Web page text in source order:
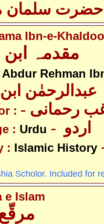
حضرت سلمان
Ibn-e-
Abdur Rehman
عبدالرحمٰن
: رحمانی
: Urdu
: Islamic History
Scholor. Included for
e Islam